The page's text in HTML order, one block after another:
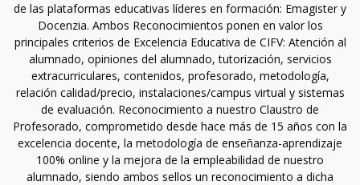
de las plataformas educativas líderes en formación: Emagister y
Docenzia. Ambos Reconocimientos ponen en valor los
principales criterios de Excelencia Educativa de CIFV: Atención al
alumnado, opiniones del alumnado, tutorización, servicios
extracurriculares, contenidos, profesorado, metodología,
relación calidad/precio, instalaciones/campus virtual y sistemas
de evaluación. Reconocimiento a nuestro Claustro de
Profesorado, comprometido desde hace más de 15 años con la
excelencia docente, la metodología de enseñanza-aprendizaje
100% online y la mejora de la empleabilidad de nuestro
alumnado, siendo ambos sellos un reconocimiento a dicha